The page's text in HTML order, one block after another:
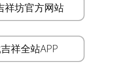
祥坊官方网站
祥全站APP